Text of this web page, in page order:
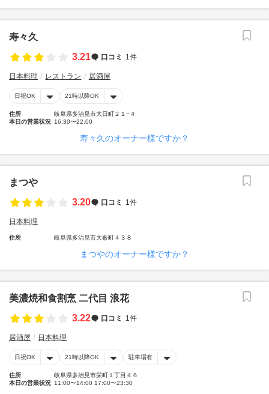
寿々久
3.21
口コミ 1件
日本料理 レストラン 居酒屋
日祝OK 21時以降OK
住所
岐阜県多治見市大日町２１−４
本日の営業状況 16:30〜22:00
寿々久のオーナー様ですか？
まつや
3.20
口コミ 1件
日本料理
住所 岐阜県多治見市大薮町４３８
まつやのオーナー様ですか？
美濃焼和食割烹 二代目 浪花
3.22
口コミ 1件
居酒屋 日本料理
日祝OK 21時以降OK 駐車場有
住所
岐阜県多治見市栄町１丁目４６
本日の営業状況 11:00〜14:00 17:00〜23:30